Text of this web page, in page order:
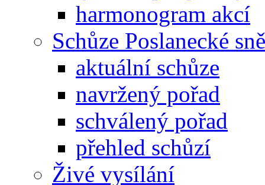
harmonogram akcí
Schůze Poslanecké
aktuální schůze
navržený pořad
schválený pořad
přehled schůzí
Živé vysílání